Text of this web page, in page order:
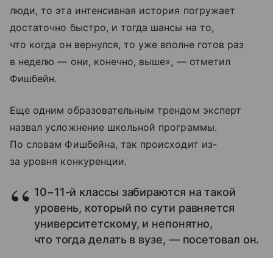
люди, то эта интенсивная история погружает
достаточно быстро, и тогда шансы на то,
что когда он вернулся, то уже вполне готов раз
в неделю — они, конечно, выше», — отметил
Фишбейн.
Еще одним образовательным трендом эксперт
назвал усложнение школьной программы.
По словам Фишбейна, так происходит из-
за уровня конкуренции.
10−11-й классы забираются на такой
уровень, который по сути равняется
университетскому, и непонятно,
что тогда делать в вузе, — посетовал он.